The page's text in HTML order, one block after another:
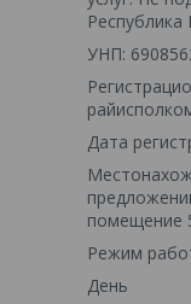
Республика
УНП:
Дата
помещение
Режим
День